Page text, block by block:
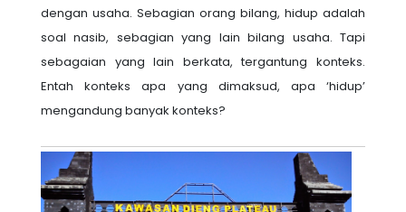
dengan usaha. Sebagian orang bilang, hidup adalah
soal nasib, sebagian yang lain bilang usaha. Tapi
sebagaian yang lain berkata, tergantung konteks.
Entah konteks apa yang dimaksud, apa ‘hidup’
mengandung banyak konteks?